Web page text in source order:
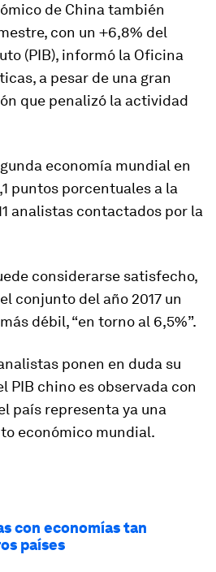
de China también
con un +6,8% del
(PIB), informó la Oficina
a pesar de una gran
que penalizó la actividad
economía mundial en
puntos porcentuales a la
analistas contactados por la
considerarse satisfecho,
conjunto del año 2017 un
débil, “en torno al 6,5%”.
ponen en duda su
PIB chino es observada con
país representa ya una
económico mundial.
con economías tan
países